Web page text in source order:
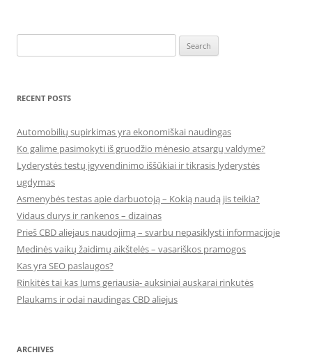
for:
RECENT POSTS
Automobilių supirkimas yra ekonomiškai naudingas
Ko galime pasimokyti iš gruodžio mėnesio atsargų valdyme?
Lyderystės testų įgyvendinimo iššūkiai ir tikrasis lyderystės
ugdymas
Asmenybės testas apie darbuotoją – Kokią naudą jis teikia?
Vidaus durys ir rankenos – dizainas
Prieš CBD aliejaus naudojimą – svarbu nepasiklysti informacijoje
Medinės vaikų žaidimų aikštelės – vasariškos pramogos
Kas yra SEO paslaugos?
Rinkitės tai kas Jums geriausia- auksiniai auskarai rinkutės
Plaukams ir odai naudingas CBD aliejus
ARCHIVES